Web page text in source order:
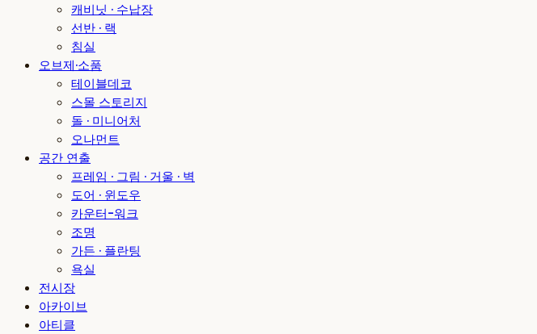
캐비닛 · 수납장
선반 · 랙
침실
오브제·소품
테이블데코
스몰 스토리지
돌 · 미니어처
오나먼트
공간 연출
프레임 · 그림 · 거울 · 벽
도어 · 윈도우
카운터-워크
조명
가든 · 플란팅
욕실
전시장
아카이브
아티클